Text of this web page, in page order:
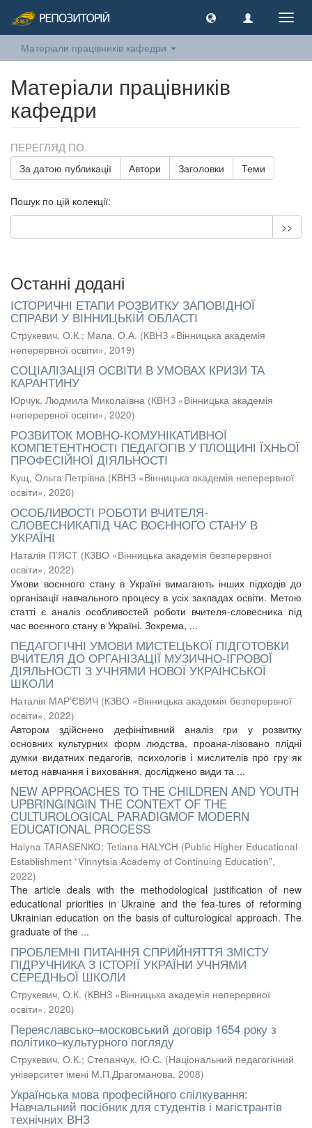
Матеріали працівників кафедри
Матеріали працівників
кафедри
ПЕРЕГЛЯД ПО
За датою публикації Автори Заголовки Теми
Пошук по цій колекції:
>>
Останні додані
ІСТОРИЧНІ ЕТАПИ РОЗВИТКУ ЗАПОВІДНОЇ
СПРАВИ У ВІННИЦЬКІЙ ОБЛАСТІ
Струкевич, О.К.; Мала, О.А. (КВНЗ «Вінницька академія
неперервної освіти», 2019)
СОЦІАЛІЗАЦІЯ ОСВІТИ В УМОВАХ КРИЗИ ТА
КАРАНТИНУ
Юрчук, Людмила Миколаївна (КВНЗ «Вінницька академія
неперервної освіти», 2020)
РОЗВИТОК МОВНО-КОМУНІКАТИВНОЇ
КОМПЕТЕНТНОСТІ ПЕДАГОГІВ У ПЛОЩИНІ ЇХНЬОЇ
ПРОФЕСІЙНОЇ ДІЯЛЬНОСТІ
Кущ, Ольга Петрівна (КВНЗ «Вінницька академія неперервної
освіти», 2020)
ОСОБЛИВОСТІ РОБОТИ ВЧИТЕЛЯ-
СЛОВЕСНИКАПІД ЧАС ВОЄННОГО СТАНУ В
УКРАЇНІ
Наталія П’ЯСТ (КЗВО «Вінницька академія безперервної
освіти», 2022)
Умови воєнного стану в Україні вимагають інших підходів до
організації навчального процесу в усіх закладах освіти. Метою
статті є аналіз особливостей роботи вчителя-словесника під
час воєнного стану в Україні. Зокрема, ...
ПЕДАГОГІЧНІ УМОВИ МИСТЕЦЬКОЇ ПІДГОТОВКИ
ВЧИТЕЛЯ ДО ОРГАНІЗАЦІЇ МУЗИЧНО-ІГРОВОЇ
ДІЯЛЬНОСТІ З УЧНЯМИ НОВОЇ УКРАЇНСЬКОЇ
ШКОЛИ
Наталія МАР’ЄВИЧ (КЗВО «Вінницька академія безперервної
освіти», 2022)
Автором здійснено дефінітивний аналіз гри у розвитку
основних культурних форм людства, проана-лізовано плідні
думки видатних педагогів, психологів і мислителів про гру як
метод навчання і виховання, досліджено види та ...
NEW APPROACHES TO THE CHILDREN AND YOUTH
UPBRINGINGIN THE CONTEХT OF THE
CULTUROLOGICAL PARADIGMOF MODERN
EDUCATIONAL PROCESS
Halyna TARASENKO; Tetiana HALYCH (Public Higher Educational
Establishment “Vinnytsia Academy of Continuing Education",
2022)
The article deals with the methodological justification of new
educational priorities in Ukraine and the fea-tures of reforming
Ukrainian education on the basis of culturological approach. The
graduate of the ...
ПРОБЛЕМНІ ПИТАННЯ СПРИЙНЯТТЯ ЗМІСТУ
ПІДРУЧНИКА З ІСТОРІЇ УКРАЇНИ УЧНЯМИ
СЕРЕДНЬОЇ ШКОЛИ
Струкевич, О.К. (КВНЗ «Вінницька академія неперервної
освіти», 2020)
Переяславсько–московський договір 1654 року з
політико–культурного погляду
Струкевич, О.К.; Степанчук, Ю.С. (Національний педагогічний
університет імені М.П.Драгоманова, 2008)
Українська мова професійного спілкування:
Навчальний посібник для студентів і магістрантів
технічних ВНЗ